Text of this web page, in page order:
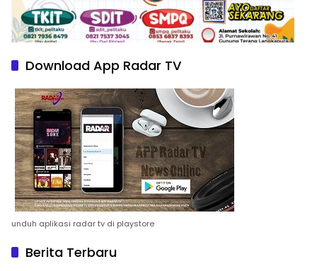
Download App Radar TV
unduh aplikasi radar tv di playstore
Berita Terbaru